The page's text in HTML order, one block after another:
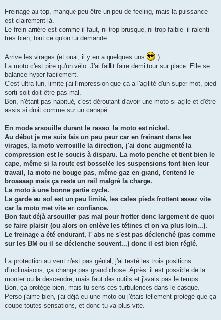
Freinage au top, manque peu être un peu de feeling, mais la puissance
est clairement là.
Le frein arrière est comme il faut, ni trop brusque, ni trop faible, il ralenti
très bien, tout ce qu'on lui demande.
Arrive les virages (et ouai, il y en a quelques uns
).
La moto c'est pire qu'un vélo. J'ai faillit faire demi tour sur place. Elle se
balance hyper facilement.
C'est ultra fun, limite j'ai l'impression que ça a l'agilité d'un super mot, pied
sorti soit doit être pas mal.
Bon, n'étant pas habitué, c'est déroutant d'avoir une moto si agile et d'être
assis si droit comme sur un canapé.
En mode arsouille durant le rasso, la moto est nickel.
Au début je me suis fais un peu peur car en freinant dans les
virages, la moto verrouille la direction, j'ai donc augmenté la
compression est le soucis à disparu. La moto penche et tient bien le
cape, même si la route est bosselée les suspensions font bien leur
travail, la moto ne bouge pas, même gaz en grand, t'entend le
broaaaap mais ça reste un rail malgré la charge.
La moto à une bonne partie cycle.
La garde au sol est un peu limité, les cales pieds frottent assez vite
car la moto met vite en confiance.
Bon faut déjà arsouiller pas mal pour frotter donc largement de quoi
se faire plaisir (ou alors on enlève les tétines et on va plus loin...).
Le freinage a été endurant, l' abs ne s'est pas déclenché (pas comme
sur les BM ou il se déclenche souvent...) donc il est bien réglé.
La protection au vent n'est pas génial, j'ai testé les trois positions
d'inclinaisons, ça change pas grand chose. Après, il est possible de la
monter ou la descendre, mais faut des outils et j'avais pas le temps.
Bon, ça protège bien, mais tu sens des turbulences dans le casque.
Perso j'aime bien, j'ai déjà eu une moto ou j'étais tellement protégé que ça
coupe toutes sensations, et donc tu va plus vite.